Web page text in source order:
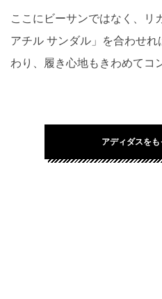
ここにビーサンではなく、リ
アチル サンダル」を合わせ
わり、履き心地もきわめてコ
アディダスをも